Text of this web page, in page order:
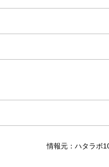
情報元：ハタラボ